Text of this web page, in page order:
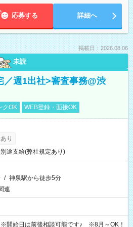
応募する 詳細へ
掲載日：2026.08.06
未読
／週1出社>審査事務@渋
クOK WEB登録・面接OK
り
途支給(弊社規定あり)
/ 神泉駅から徒歩5分
連
開始日は前後相談可能です♪ ※8月～OK！